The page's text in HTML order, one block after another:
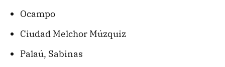
Ocampo
Ciudad Melchor Múzquiz
Palaú, Sabinas